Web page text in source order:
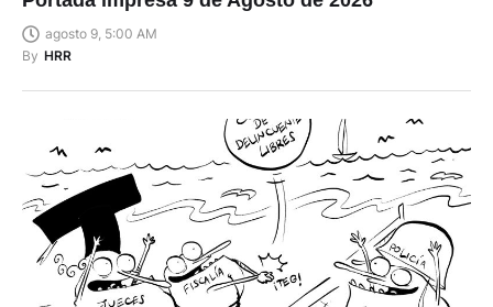
agosto 9, 5:00 AM
By HRR